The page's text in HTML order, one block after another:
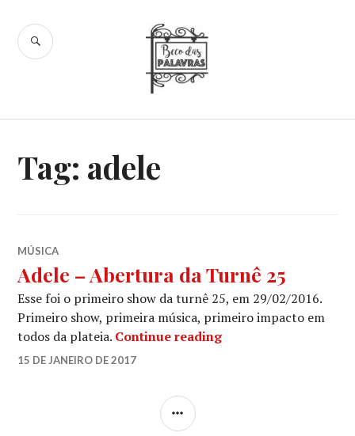
content
Beco das
Palavras
SEARCH
Tag: adele
MÚSICA
Adele – Abertura da Turnê 25
Esse foi o primeiro show da turnê 25, em 29/02/2016.
Primeiro show, primeira música, primeiro impacto em
todos da plateia. Continue readingAdele – Abertura da
LUCIANA
15 DE JANEIRO DE 2017
SIDEBAR